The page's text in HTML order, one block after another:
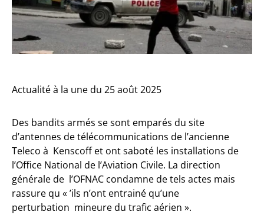
Actualité à la une du 25 août 2025
Des bandits armés se sont emparés du site
d’antennes de télécommunications de l’ancienne
Teleco à Kenscoff et ont saboté les installations de
l’Office National de l’Aviation Civile. La direction
générale de l’OFNAC condamne de tels actes mais
rassure qu « ’ils n’ont entrainé qu’une
perturbation mineure du trafic aérien ».